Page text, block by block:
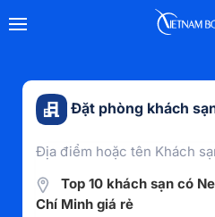
Đặt phòng khách
Địa điểm hoặc tên Khách
Top 10 khách sạn có
Chí Minh giá rẻ